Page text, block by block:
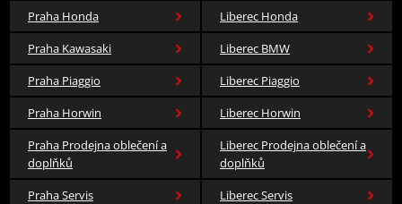
Praha Honda
Liberec Honda
Praha Kawasaki
Liberec BMW
Praha Piaggio
Liberec Piaggio
Praha Horwin
Liberec Horwin
Praha Prodejna oblečení a
doplňků
Liberec Prodejna oblečení a
doplňků
Praha Servis
Liberec Servis